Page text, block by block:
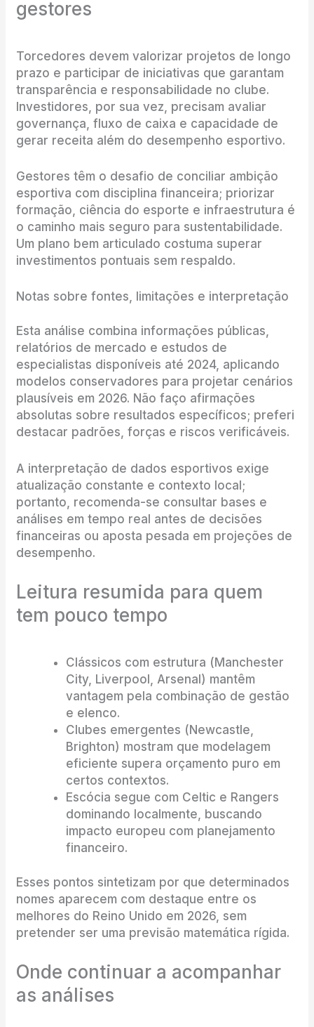
gestores
Torcedores devem valorizar projetos de longo
prazo e participar de iniciativas que garantam
transparência e responsabilidade no clube.
Investidores, por sua vez, precisam avaliar
governança, fluxo de caixa e capacidade de
gerar receita além do desempenho esportivo.
Gestores têm o desafio de conciliar ambição
esportiva com disciplina financeira; priorizar
formação, ciência do esporte e infraestrutura é
o caminho mais seguro para sustentabilidade.
Um plano bem articulado costuma superar
investimentos pontuais sem respaldo.
Notas sobre fontes, limitações e interpretação
Esta análise combina informações públicas,
relatórios de mercado e estudos de
especialistas disponíveis até 2024, aplicando
modelos conservadores para projetar cenários
plausíveis em 2026. Não faço afirmações
absolutas sobre resultados específicos; preferi
destacar padrões, forças e riscos verificáveis.
A interpretação de dados esportivos exige
atualização constante e contexto local;
portanto, recomenda-se consultar bases e
análises em tempo real antes de decisões
financeiras ou aposta pesada em projeções de
desempenho.
Leitura resumida para quem
tem pouco tempo
Clássicos com estrutura (Manchester
City, Liverpool, Arsenal) mantêm
vantagem pela combinação de gestão
e elenco.
Clubes emergentes (Newcastle,
Brighton) mostram que modelagem
eficiente supera orçamento puro em
certos contextos.
Escócia segue com Celtic e Rangers
dominando localmente, buscando
impacto europeu com planejamento
financeiro.
Esses pontos sintetizam por que determinados
nomes aparecem com destaque entre os
melhores do Reino Unido em 2026, sem
pretender ser uma previsão matemática rígida.
Onde continuar a acompanhar
as análises